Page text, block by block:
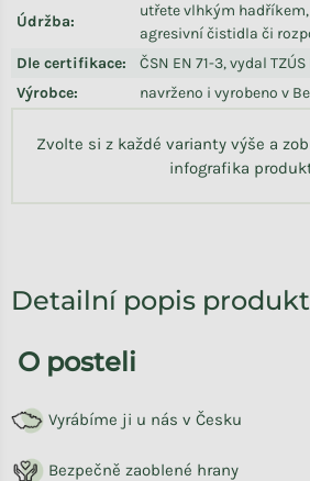
Údržba:
utřete vlhkým
agresivní čistidla či
Dle certifikace:
ČSN EN 71-3, vydal
Výrobce: navrženo i vyrobeno v
Zvolte si z každé varianty výše a
infografika
Detailní popis
O posteli
Vyrábíme ji u nás v Česku
Bezpečně zaoblené hrany